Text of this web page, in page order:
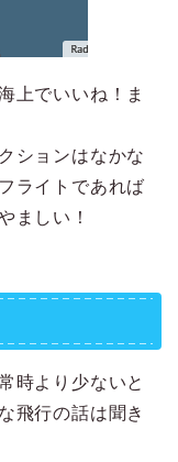
上でいいね！ま
ションはなかな
ライトであれば
ましい！
時より少ないと
飛行の話は聞き